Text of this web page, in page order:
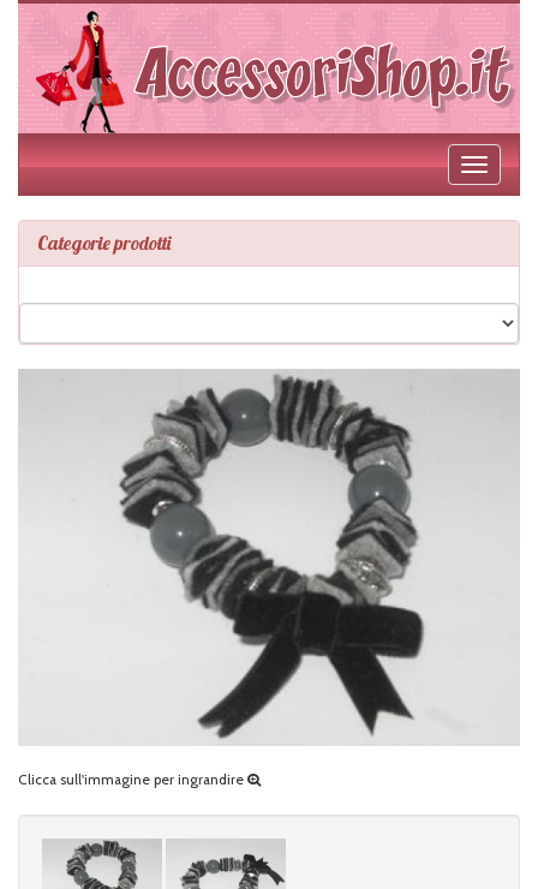
Toggle
Categorie prodotti
Clicca sull'immagine per ingrandire